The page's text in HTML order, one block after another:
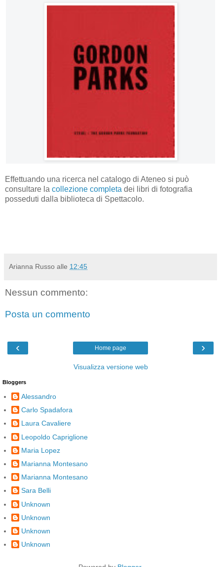
Effettuando una ricerca nel catalogo di Ateneo si può
consultare la collezione completa dei libri di fotografia
posseduti dalla biblioteca di Spettacolo.
Arianna Russo alle 12:45
Nessun commento:
Posta un commento
‹ ›
Home page
Visualizza versione web
Bloggers
Alessandro
Carlo Spadafora
Laura Cavaliere
Leopoldo Capriglione
Maria Lopez
Marianna Montesano
Marianna Montesano
Sara Belli
Unknown
Unknown
Unknown
Unknown